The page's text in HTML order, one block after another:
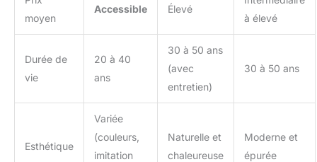
moyen
Accessible Élevé
à élevé
Durée de
vie
20 à 40
ans
30 à 50 ans
(avec
entretien)
30 à 50 ans
Esthétique
Variée
(couleurs,
imitation
Naturelle et
chaleureuse
Moderne et
épurée